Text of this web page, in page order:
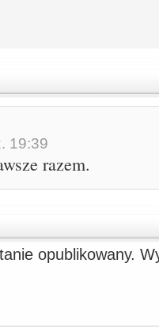
19:39
razem.
opublikowany.